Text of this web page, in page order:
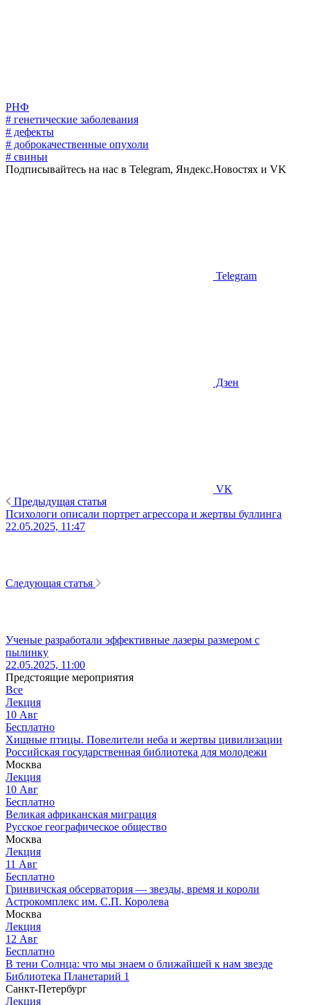
РНФ
# генетические заболевания
# дефекты
# доброкачественные опухоли
# свиньи
Подписывайтесь на нас в Telegram, Яндекс.Новостях и VK
Telegram
Дзен
VK
Предыдущая статья
Психологи описали портрет агрессора и жертвы буллинга
22.05.2025, 11:47
Следующая статья
Ученые разработали эффективные лазеры размером с
пылинку
22.05.2025, 11:00
Предстоящие мероприятия
Все
Лекция
10 Авг
Бесплатно
Хищные птицы. Повелители неба и жертвы цивилизации
Российская государственная библиотека для молодежи
Москва
Лекция
10 Авг
Бесплатно
Великая африканская миграция
Русское географическое общество
Москва
Лекция
11 Авг
Бесплатно
Гринвичская обсерватория — звезды, время и короли
Астрокомплекс им. С.П. Королева
Москва
Лекция
12 Авг
Бесплатно
В тени Солнца: что мы знаем о ближайшей к нам звезде
Библиотека Планетарий 1
Санкт-Петербург
Лекция